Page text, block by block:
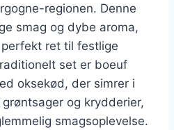
regionen. Denne
smag og dybe aroma,
ret til festlige
set er boeuf
oksekød, der simrer i
og krydderier,
smagsoplevelse.